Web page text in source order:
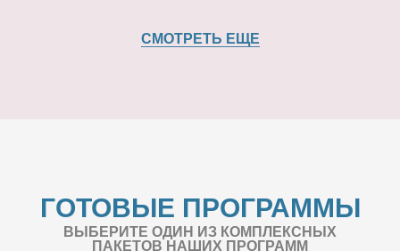
СМОТРЕТЬ ЕЩЕ
ГОТОВЫЕ ПРОГРАММЫ
ВЫБЕРИТЕ ОДИН ИЗ КОМПЛЕКСНЫХ
ПАКЕТОВ НАШИХ ПРОГРАММ